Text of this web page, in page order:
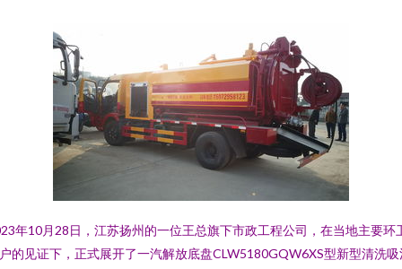
年10月28日，江苏扬州的一位王总旗下市政工程公司，在当地主要环
的见证下，正式展开了一汽解放底盘CLW5180GQW6XS型新型清洗吸